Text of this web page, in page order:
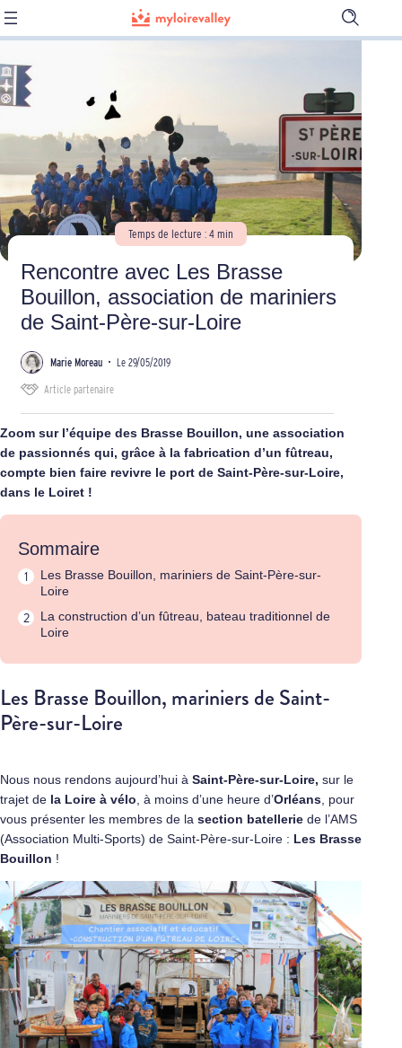
Ouvrir
la
Temps de lecture : 4 min
Rencontre avec Les Brasse
Bouillon, association de mariniers
de Saint-Père-sur-Loire
Marie Moreau • Le 29/05/2019
Article partenaire
Zoom sur l’équipe des Brasse Bouillon, une association
de passionnés qui, grâce à la fabrication d’un fûtreau,
compte bien faire revivre le port de Saint-Père-sur-Loire,
dans le Loiret !
Sommaire
Les Brasse Bouillon, mariniers de Saint-Père-sur-
Loire
La construction d’un fûtreau, bateau traditionnel de
Loire
Les Brasse Bouillon, mariniers de Saint-
Père-sur-Loire
Nous nous rendons aujourd’hui à Saint-Père-sur-Loire, sur le
trajet de la Loire à vélo , à moins d’une heure d’Orléans , pour
vous présenter les membres de la section batellerie de l’AMS
(Association Multi-Sports) de Saint-Père-sur-Loire : Les Brasse
Bouillon !